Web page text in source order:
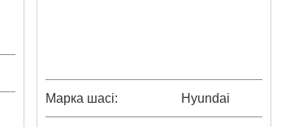
Марка шасі Hyundai